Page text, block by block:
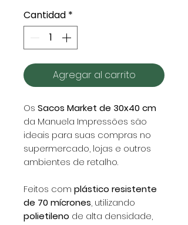
Cantidad *
Agregar al carrito
Os Sacos Market de 30x40 cm
da Manuela Impressões são
ideais para suas compras no
supermercado, lojas e outros
ambientes de retalho.
Feitos com plástico resistente
de 70 mícrones, utilizando
polietileno de alta densidade,